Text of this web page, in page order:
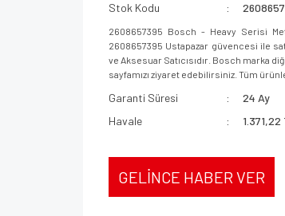
Stok Kodu
2608657395 Bosch - Heavy Serisi
2608657395 Ustapazar güvencesi ile
ve Aksesuar Satıcısıdır. Bosch marka
sayfamızı ziyaret edebilirsiniz. Tüm
Garanti Süresi
24 Ay
Havale
GELİNCE HABER VER